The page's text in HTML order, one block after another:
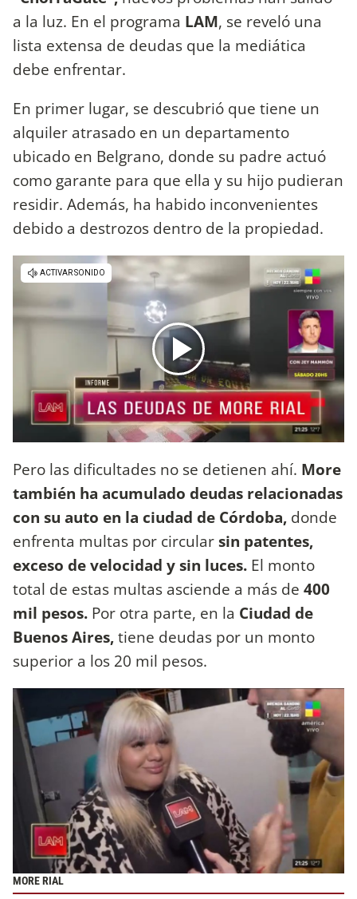
a la luz. En el programa LAM, se reveló una
lista extensa de deudas que la mediática
debe enfrentar.
En primer lugar, se descubrió que tiene un
alquiler atrasado en un departamento
ubicado en Belgrano, donde su padre actuó
como garante para que ella y su hijo pudieran
residir. Además, ha habido inconvenientes
debido a destrozos dentro de la propiedad.
Pero las dificultades no se detienen ahí. More
también ha acumulado deudas relacionadas
con su auto en la ciudad de Córdoba, donde
enfrenta multas por circularsin patentes,
exceso de velocidad y sin luces. El monto
total de estas multas asciende a más de 400
mil pesos. Por otra parte, en la Ciudad de
Buenos Aires,tiene deudas por un monto
superior a los 20 mil pesos.
MORE RIAL